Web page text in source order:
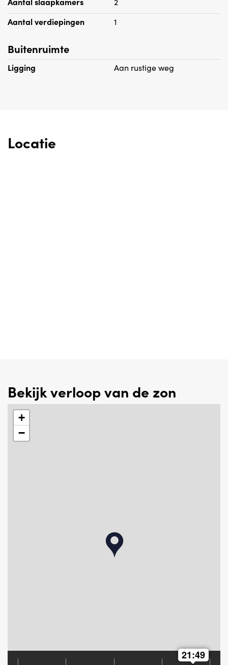
Aantal verdiepingen
1
Buitenruimte
Ligging Aan rustige weg
Locatie
Bekijk verloop van de zon
+
−
21:49